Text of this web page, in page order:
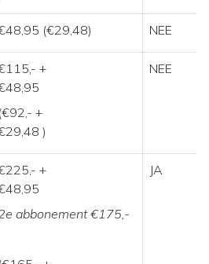
(€29,48) NEE
+
(€92,- +
)
NEE
+
abbonement €175,-
JA